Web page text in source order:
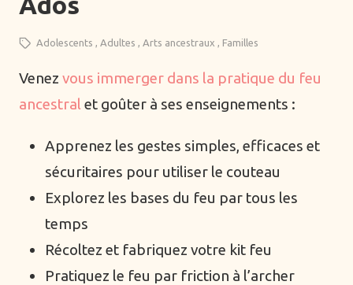
Thèmes
Alimentation
Arts ancestraux
Danse
Ecriture
Formations
Mentorat de groupe
Mentorat individuel
Adolescents Adultes Arts ancestraux Familles
Venez vous immerger dans la pratique du feu
ancestral et goûter à ses enseignements :​​​​​
Apprenez les gestes simples, efficaces et
sécuritaires pour utiliser le couteau
Explorez les bases du feu par tous les
temps​​
Récoltez et fabriquez votre kit feu​
​Pratiquez le feu par friction à l’archer ​